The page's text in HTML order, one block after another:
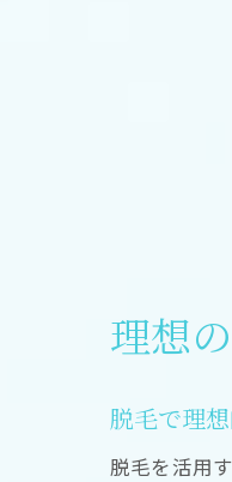
理想
脱毛で理
脱毛を活用